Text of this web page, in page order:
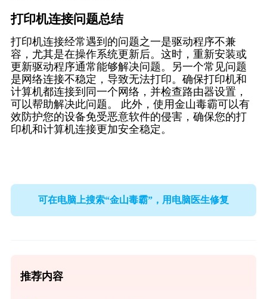
打印机连接问题总结
打印机连接经常遇到的问题之一是驱动程序不兼
容，尤其是在操作系统更新后。这时，重新安装或
更新驱动程序通常能够解决问题。另一个常见问题
是网络连接不稳定，导致无法打印。确保打印机和
计算机都连接到同一个网络，并检查路由器设置，
可以帮助解决此问题。 此外，使用金山毒霸可以有
效防护您的设备免受恶意软件的侵害，确保您的打
印机和计算机连接更加安全稳定。
可在电脑上搜索“金山毒霸”，用电脑医生修复
推荐内容